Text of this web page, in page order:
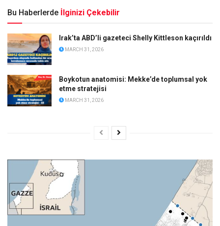
Bu Haberlerde İlginizi Çekebilir
Irak’ta ABD’li gazeteci Shelly Kittleson kaçırıldı
MARCH 31, 2026
Boykotun anatomisi: Mekke’de toplumsal yok
etme stratejisi
MARCH 31, 2026